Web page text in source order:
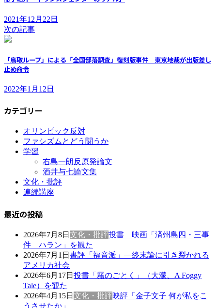
2021年12月22日
次の記事
「鳥取ループ」による「全国部落調査」復刻版事件 東京地裁が出版差し
止め命令
2022年1月12日
カテゴリー
オリンピック反対
ファシズムとどう闘うか
学習
右島一朗反原発論文
酒井与七論文集
文化・批評
連続講座
最近の投稿
2026年7月8日 文化・批評投書 映画「済州島四・三事
件 ハラン」を観た
2026年7月1日 書評「福音派」―終末論に引き裂かれる
アメリカ社会
2026年6月17日 投書「霧のごとく」（大濛、A Foggy
Tale）を観た
2026年4月15日 文化・批評映評「金子文子 何が私をこ
うさせたか」